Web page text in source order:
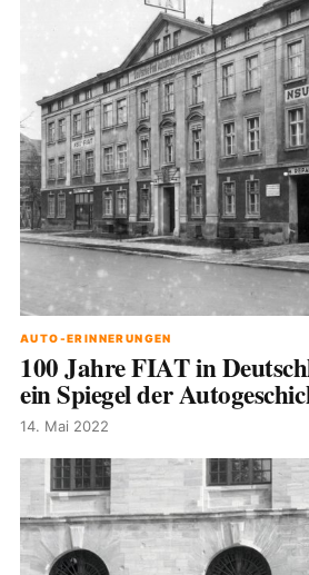
AUTO-ERINNERUNGEN
100 Jahre FIAT in
ein Spiegel der
14. Mai 2022